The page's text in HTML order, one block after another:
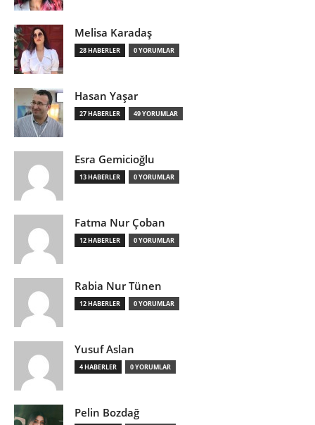
Melisa Karadaş
28 HABERLER 0 YORUMLAR
Hasan Yaşar
27 HABERLER 49 YORUMLAR
Esra Gemicioğlu
13 HABERLER 0 YORUMLAR
Fatma Nur Çoban
12 HABERLER 0 YORUMLAR
Rabia Nur Tünen
12 HABERLER 0 YORUMLAR
Yusuf Aslan
4 HABERLER 0 YORUMLAR
Pelin Bozdağ